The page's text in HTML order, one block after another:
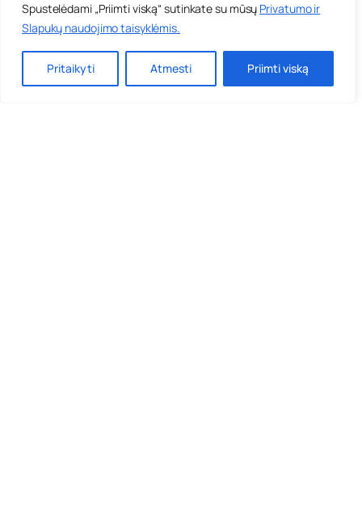
Spustelėdami „Priimti viską“ sutinkate su mūsų Privatumo ir
Slapukų naudojimo taisyklėmis.
Pritaikyti Atmesti Priimti viską